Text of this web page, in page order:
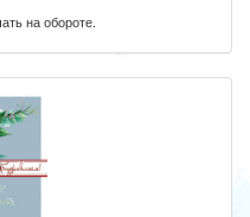
на обороте.